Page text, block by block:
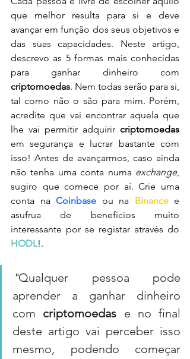
que melhor resulta para si e deve
avançar em função dos seus objetivos e
das suas capacidades. Neste artigo,
descrevo as 5 formas mais conhecidas
criptomoedas. Nem todas serão para si,
tal como não o são para mim. Porém,
acredite que vai encontrar aquela que
lhe vai permitir adquirir criptomoedas
em segurança e lucrar bastante com
isso! Antes de avançarmos, caso ainda
não tenha uma conta numa exchange,
sugiro que comece por aí. Crie uma
conta na Coinbase ou na Binance e
asufrua de benefícios muito
HODL!.
"Qualquer pessoa pode
aprender a ganhar dinheiro
com criptomoedas e no final
deste artigo vai perceber isso
mesmo, podendo começar